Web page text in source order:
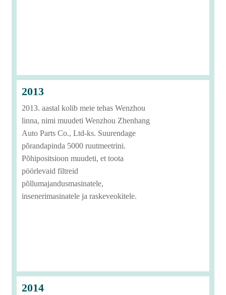
2013
2013. aastal kolib meie tehas Wenzhou
linna, nimi muudeti Wenzhou Zhenhang
Auto Parts Co., Ltd-ks. Suurendage
põrandapinda 5000 ruutmeetrini.
Põhipositsioon muudeti, et toota
pöörlevaid filtreid
põllumajandusmasinatele,
insenerimasinatele ja raskeveokitele.
2014